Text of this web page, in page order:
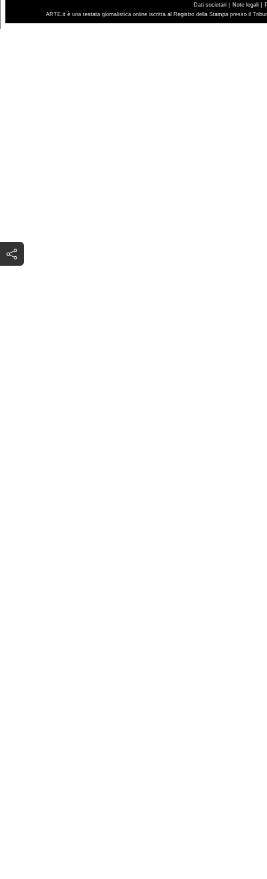
Dati societari | Note legali |
ARTE.it è una testata giornalistica online iscritta al Registro della Stampa presso il